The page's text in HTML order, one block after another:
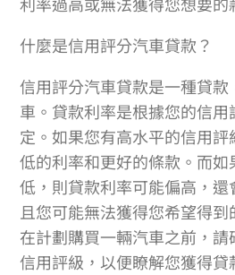
什麼是信用評分汽車貸款？
信用評分汽車貸款是一種貸
車。貸款利率是根據您的信
定。如果您有高水平的信用
低的利率和更好的條款。而
低，則貸款利率可能偏高，還
且您可能無法獲得您希望得到
在計劃購買一輛汽車之前，
信用評級，以便瞭解您獲得貸